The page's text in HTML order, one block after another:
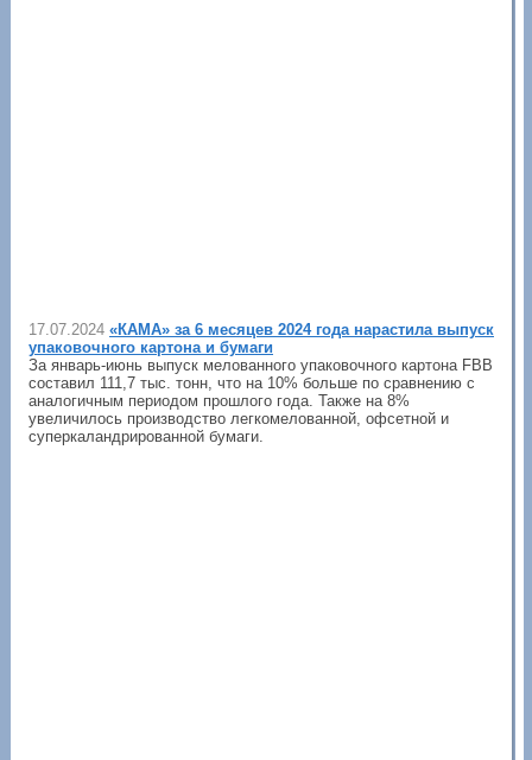
17.07.2024 «КАМА» за 6 месяцев 2024 года нарастила выпуск
упаковочного картона и бумаги
За январь-июнь выпуск мелованного упаковочного картона FBB
составил 111,7 тыс. тонн, что на 10% больше по сравнению с
аналогичным периодом прошлого года. Также на 8%
увеличилось производство легкомелованной, офсетной и
суперкаландрированной бумаги.